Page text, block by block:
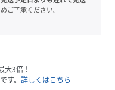
ご了承ください。
大3倍！
す。 詳しくはこちら